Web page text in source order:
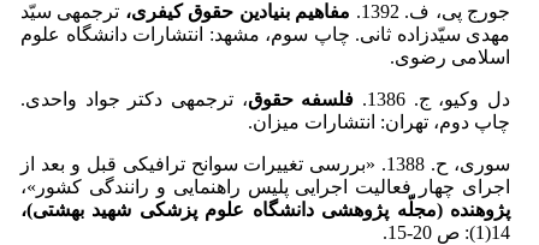
جورج پی، ف. 1392. مفاهیم بنیادین حقوق کیفری، ترجمه­ی سیّد
مهدی سیّدزاده ثانی. چاپ سوم، مشهد: انتشارات دانشگاه علوم
اسلامی رضوی.
دل وکیو، ج. 1386. فلسفه حقوق، ترجمه­ی دکتر جواد واحدی.
چاپ دوم، تهران: انتشارات میزان.
سوری، ح. 1388. «­بررسی تغییرات سوانح ترافیکی قبل و بعد از
اجرای چهار فعالیت اجرایی پلیس راهنمایی و رانندگی کشور»،
پژوهنده (مجلّه پژوهشی دانشگاه علوم پزشکی شهید بهشتی)،
14(1): ص 20-15.